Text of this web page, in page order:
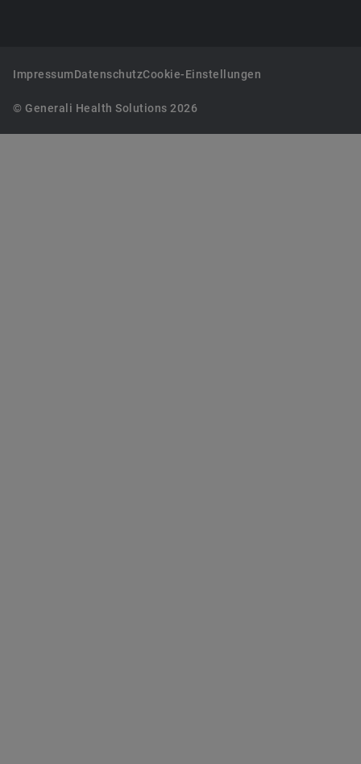
ImpressumDatenschutzCookie-Einstellungen
© Generali Health Solutions 2026